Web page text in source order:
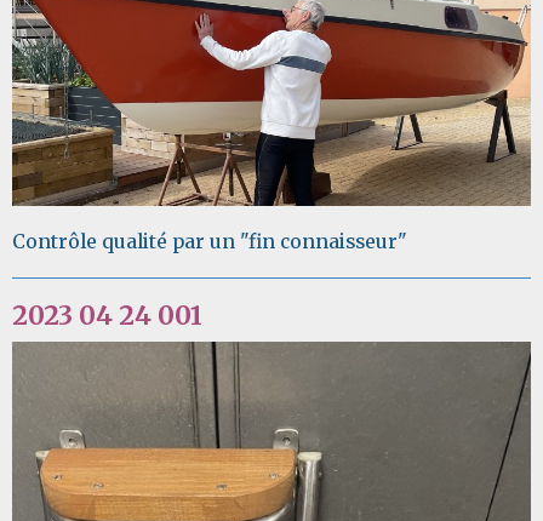
Contrôle qualité par un "fin connaisseur"
2023 04 24 001